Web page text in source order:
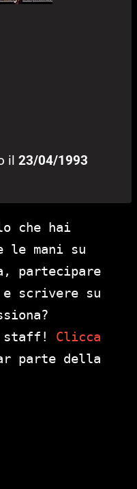
il 23/04/1993
che hai
le mani su
partecipare
scrivere su
staff! Clicca
parte della